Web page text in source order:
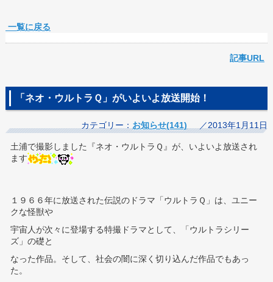
一覧に戻る
記事URL
「ネオ・ウルトラＱ」がいよいよ放送開始！
カテゴリー： お知らせ(141) ／2013年1月11日
土浦で撮影しました『ネオ・ウルトラＱ』が、いよいよ放送され
ます
１９６６年に放送された伝説のドラマ「ウルトラＱ」は、ユニー
クな怪獣や
宇宙人が次々に登場する特撮ドラマとして、「ウルトラシリー
ズ」の礎と
なった作品。そして、社会の闇に深く切り込んだ作品でもあっ
た。